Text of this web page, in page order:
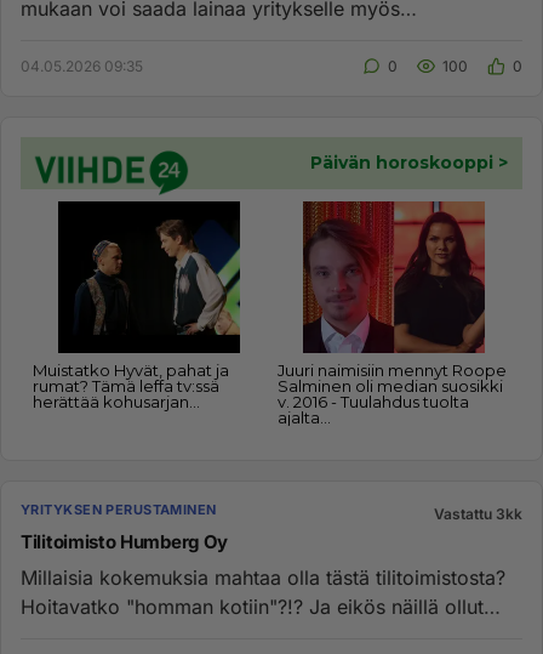
mukaan voi saada lainaa yritykselle myös
04.05.2026 09:35 0 100 0
YRITYKSEN PERUSTAMINEN Vastattu 3kk
Tilitoimisto Humberg Oy
Millaisia kokemuksia mahtaa olla tästä tilitoimistosta?
Hoitavatko "homman kotiin"?!? Ja eikös näillä ollut